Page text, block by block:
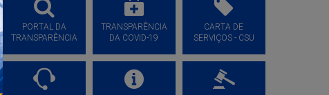
PORTAL DA
TRANSPARÊNCIA
TRANSPARÊNCIA
DA COVID-19
CARTA DE
SERVIÇOS - CSU